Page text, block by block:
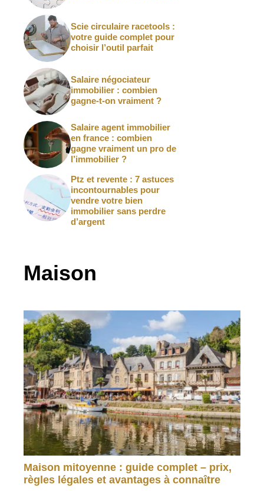
Scie circulaire racetools :
votre guide complet pour
choisir l’outil parfait
Salaire négociateur
immobilier : combien
gagne-t-on vraiment ?
Salaire agent immobilier
en france : combien
gagne vraiment un pro de
l’immobilier ?
Ptz et revente : 7 astuces
incontournables pour
vendre votre bien
immobilier sans perdre
d’argent
Maison
Maison mitoyenne : guide complet – prix,
règles légales et avantages à connaître